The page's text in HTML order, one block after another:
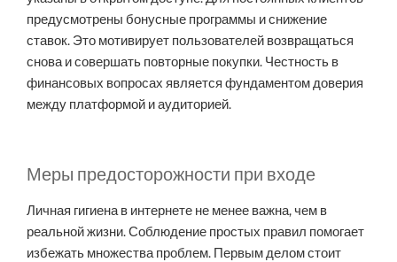
предусмотрены бонусные программы и снижение
ставок. Это мотивирует пользователей возвращаться
снова и совершать повторные покупки. Честность в
финансовых вопросах является фундаментом доверия
между платформой и аудиторией.
Меры предосторожности при входе
Личная гигиена в интернете не менее важна, чем в
реальной жизни. Соблюдение простых правил помогает
избежать множества проблем. Первым делом стоит